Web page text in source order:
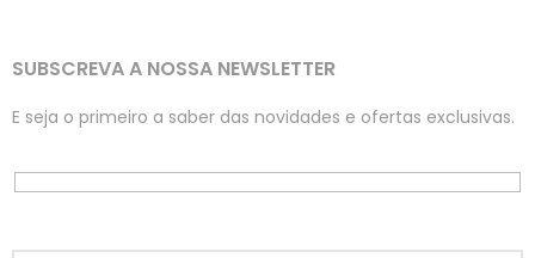
SUBSCREVA A NOSSA NEWSLETTER
E seja o primeiro a saber das novidades e ofertas exclusivas.